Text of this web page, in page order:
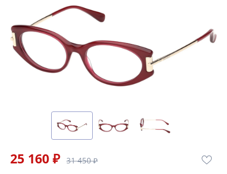
25 160 ₽ 31 450 ₽